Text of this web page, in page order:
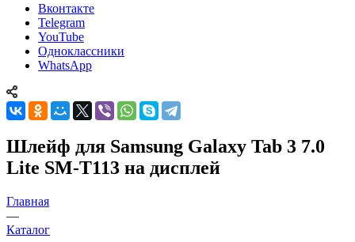
Вконтакте
Telegram
YouTube
Одноклассники
WhatsApp
Шлейф для Samsung Galaxy Tab 3 7.0
Lite SM-T113 на дисплей
Главная
—
Каталог